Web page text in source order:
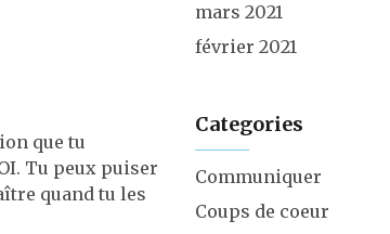
que tu
Tu peux puiser
quand tu les
mars 2021
février 2021
Categories
Communiquer
Coups de coeur